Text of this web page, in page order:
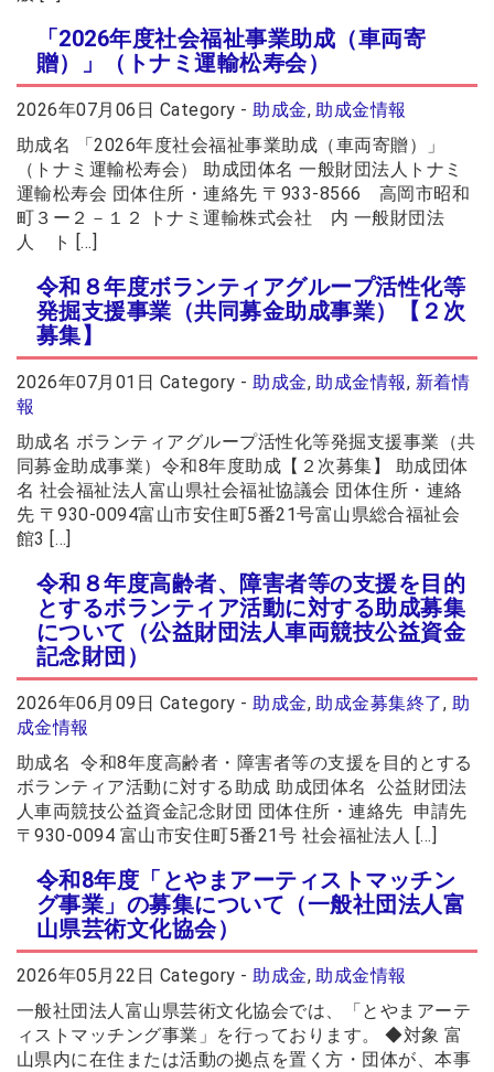
「2026年度社会福祉事業助成（車両寄
贈）」（トナミ運輸松寿会）
2026年07月06日 Category -助成金,助成金情報
助成名 「2026年度社会福祉事業助成（車両寄贈）」
（トナミ運輸松寿会） 助成団体名 一般財団法人トナミ
運輸松寿会 団体住所・連絡先 〒933-8566 高岡市昭和
町３ー２－１２ トナミ運輸株式会社 内 一般財団法
人 ト […]
令和８年度ボランティアグループ活性化等
発掘支援事業（共同募金助成事業）【２次
募集】
2026年07月01日 Category -助成金,助成金情報, 新着情
報
助成名 ボランティアグループ活性化等発掘支援事業（共
同募金助成事業）令和8年度助成【２次募集】 助成団体
名 社会福祉法人富山県社会福祉協議会 団体住所・連絡
先 〒930-0094富山市安住町5番21号富山県総合福祉会
館3 […]
令和８年度高齢者、障害者等の支援を目的
とするボランティア活動に対する助成募集
について（公益財団法人車両競技公益資金
記念財団）
2026年06月09日 Category -助成金,助成金募集終了, 助
成金情報
助成名 令和8年度高齢者・障害者等の支援を目的とする
ボランティア活動に対する助成 助成団体名 公益財団法
人車両競技公益資金記念財団 団体住所・連絡先 申請先
〒930-0094 富山市安住町5番21号 社会福祉法人 […]
令和8年度「とやまアーティストマッチン
グ事業」の募集について（一般社団法人富
山県芸術文化協会）
2026年05月22日 Category -助成金,助成金情報
一般社団法人富山県芸術文化協会では、「とやまアーテ
ィストマッチング事業」を行っております。 ◆対象 富
山県内に在住または活動の拠点を置く方・団体が、本事